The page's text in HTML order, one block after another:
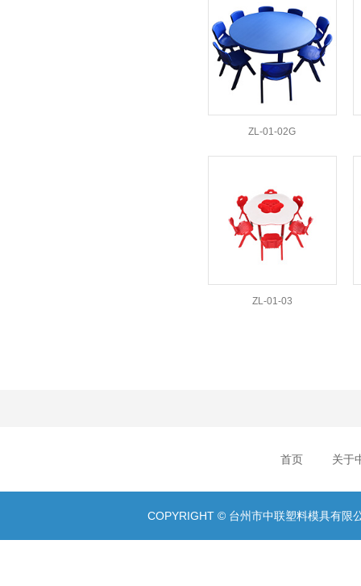
ZL-01-02G
ZL-01-03
首页 关于
COPYRIGHT © 台州市中联塑料模具有限